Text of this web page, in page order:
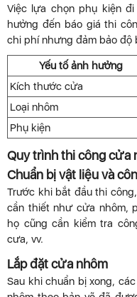
Việc lựa chọn phụ kiện
hưởng đến báo giá thi
chi phí nhưng đảm bảo độ
Yếu tố ảnh hưởng
Kích thước cửa
Loại nhôm
Phụ kiện
Quy trình thi công cửa
Chuẩn bị vật liệu và
Trước khi bắt đầu thi
cần thiết như cửa nhôm,
họ cũng cần kiểm tra
cưa, vv.
Lắp đặt cửa nhôm
Sau khi chuẩn bị xong,